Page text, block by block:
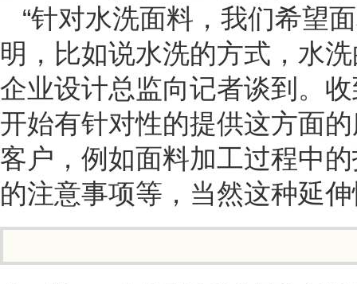
“针对水洗面料，我们希望
明，比如说水洗的方式，水
企业设计总监向记者谈到。
开始有针对性的提供这方面
客户，例如面料加工过程中
的注意事项等，当然这种延